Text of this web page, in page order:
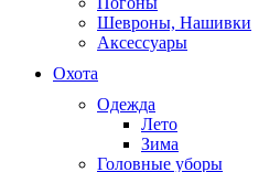
Шевроны, Нашивки
Аксессуары
Охота
Одежда
Лето
Зима
Головные уборы